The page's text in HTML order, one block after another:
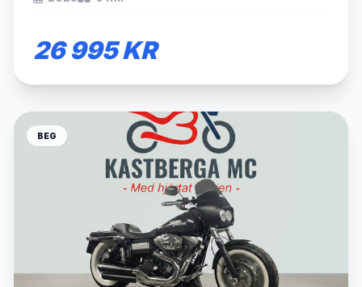
26 995 KR
BEG